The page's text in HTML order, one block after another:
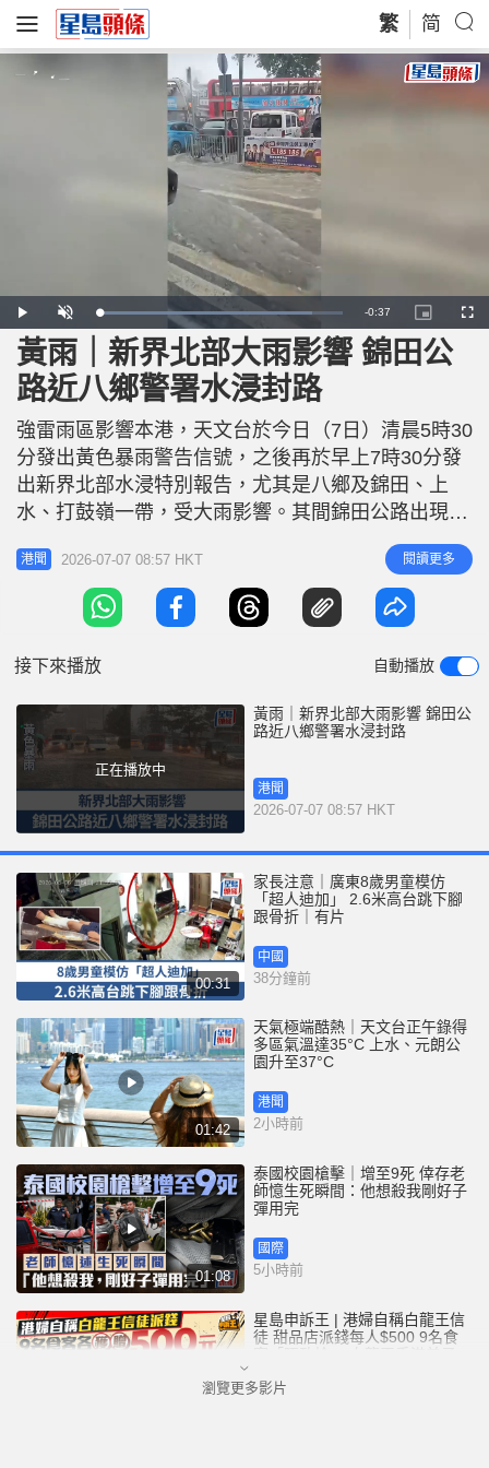
繁 简
P
l
a
y
U
n
m
u
t
e
L
o
a
d
e
d
:
8
7
6
2
%
R
e
i
e
-0:37
P
i
t
u
-
P
c
t
e
F
u
黃雨｜新界北部大雨影響 錦田公
路近八鄉警署水浸封路
強雷雨區影響本港，天文台於今日（7日）清晨5時30
分發出黃色暴雨警告信號，之後再於早上7時30分發
出新界北部水浸特別報告，尤其是八鄉及錦田、上
水、打鼓嶺一帶，受大雨影響。其間錦田公路出現水
浸，往林錦公路方向近八鄉警署封路。 運輸署於早
上8時17分宣布，因水浸，錦田公路往林錦公路方向
近八鄉警署的唯一行車線現已封閉；呼籲駕駛人士考
慮改用其他道路，現時上址交通繁忙。受影響九巴路
港聞 2026-07-07 08:57 HKT 閱讀更多
接下來播放 自動播放
正在播放中
黃雨｜新界北部大雨影響 錦田公
路近八鄉警署水浸封路
港聞
2026-07-07 08:57 HKT
00:31
家長注意｜廣東8歲男童模仿
「超人迪加」 2.6米高台跳下腳
跟骨折｜有片
中國
38分鐘前
01:42
天氣極端酷熱｜天文台正午錄得
多區氣溫達35°C 上水、元朗公
園升至37°C
港聞
2小時前
01:08
泰國校園槍擊｜增至9死 倖存老
師憶生死瞬間：他想殺我剛好子
彈用完
國際
5小時前
星島申訴王 | 港婦自稱白龍王信
徒 甜品店派錢每人$500 9名食
客「唔敢拎」 白龍王香港弟子親
港聞
瀏覽更多影片